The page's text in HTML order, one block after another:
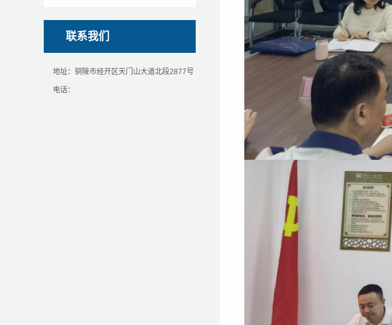
联系我们
地址：铜陵市经开区天门山大道北段2877号
电话：